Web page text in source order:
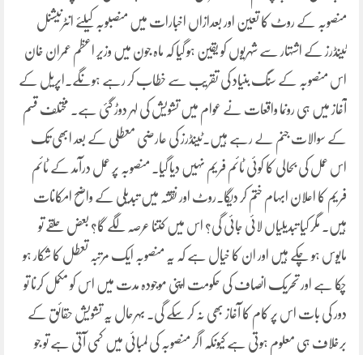
منصوبہ کے روٹ کا تعین اور بعدازاں اخبارات میں منصبوبہ کیلئے انٹرنیشنل
ٹینڈرز کے اشتہار سے شہریوں کو یقین ہو گیا کہ ماہ جون میں وزیر اعظم عمران خان
اس منصوبہ کے سنگ بنیاد کی تقریب سے خطاب کر رہے ہونگے۔اپریل کے
آغاز میں ہی رونما واقعات نے عوام میں تشویش کی لہر دوڑ گئی ہے۔ مختلف قسم
کے سوالات جنم لے رہے ہیں۔ٹینڈرز کی عارضی معطلی کے بعد ابھی تک
اس عمل کی بحالی کا کوئی ٹائم فریم نہیں دیا گیا۔ منصوبہ پر عمل درآمد کے ٹائم
فریم کا اعلان ابہام ختم کر دیگا۔روٹ اور نقشہ میں تبدیلی کے واضح امکانات
ہیں۔ مگر کیا تبدیلیاں لائی جائی گی؟ اس میں کتنا عرصہ لگے گا؟ بعض حلقے تو
مایوس ہو چکے ہیں اور ان کا خیال ہے کہ یہ منصوبہ ایک مرتبہ تعطل کا شکار ہو
چکا ہے اور تحریک انصاف کی حکومت اپنی موجودہ مدت میں اس کو مکمل کرنا تو
دور کی بات اس پر کام کا آغاز بھی نہ کر سکے گی۔ بہرحال یہ تشویش حقائق کے
برخلاف ہی معلوم ہوتی ہے کیونکہ اگر منصوبہ کی لمبائی میں کمی آتی ہے تو جو